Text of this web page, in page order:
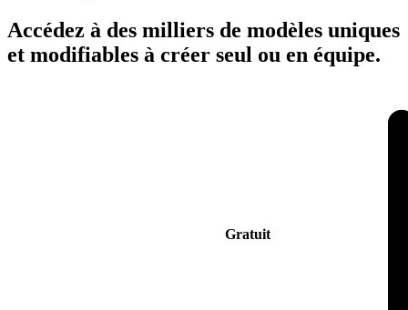
Accédez à des milliers de modèles uniques
et modifiables à créer seul ou en équipe.
Gratuit